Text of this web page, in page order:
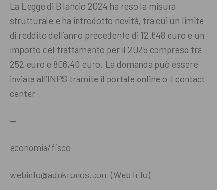
La Legge di Bilancio 2024 ha reso la misura
strutturale e ha introdotto novità, tra cui un limite
di reddito dell’anno precedente di 12.648 euro e un
importo del trattamento per il 2025 compreso tra
252 euro e 806,40 euro. La domanda può essere
inviata all’INPS tramite il portale online o il contact
center
—
economia/fisco
webinfo@adnkronos.com (Web Info)